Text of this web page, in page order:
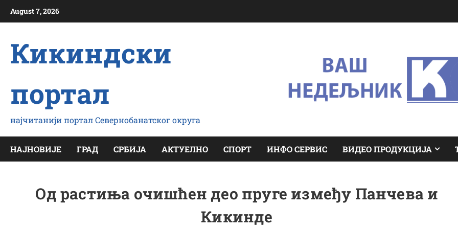
August 7, 2026
Кикиндски
портал
најчитанији портал Севернобанатског округа
НАЈНОВИЈЕ ГРАД СРБИЈА АКТУЕЛНО СПОРТ ИНФО СЕРВИС ВИДЕО ПРОДУКЦИЈА
Од растиња очишћен део пруге између Панчева и
Кикинде